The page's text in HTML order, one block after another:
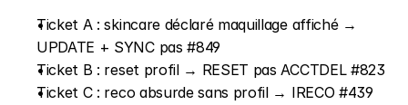
Ticket A : skincare déclaré maquillage affiché →
UPDATE + SYNC pas #849
Ticket B : reset profil → RESET pas ACCTDEL #823
Ticket C : reco absurde sans profil → IRECO #439